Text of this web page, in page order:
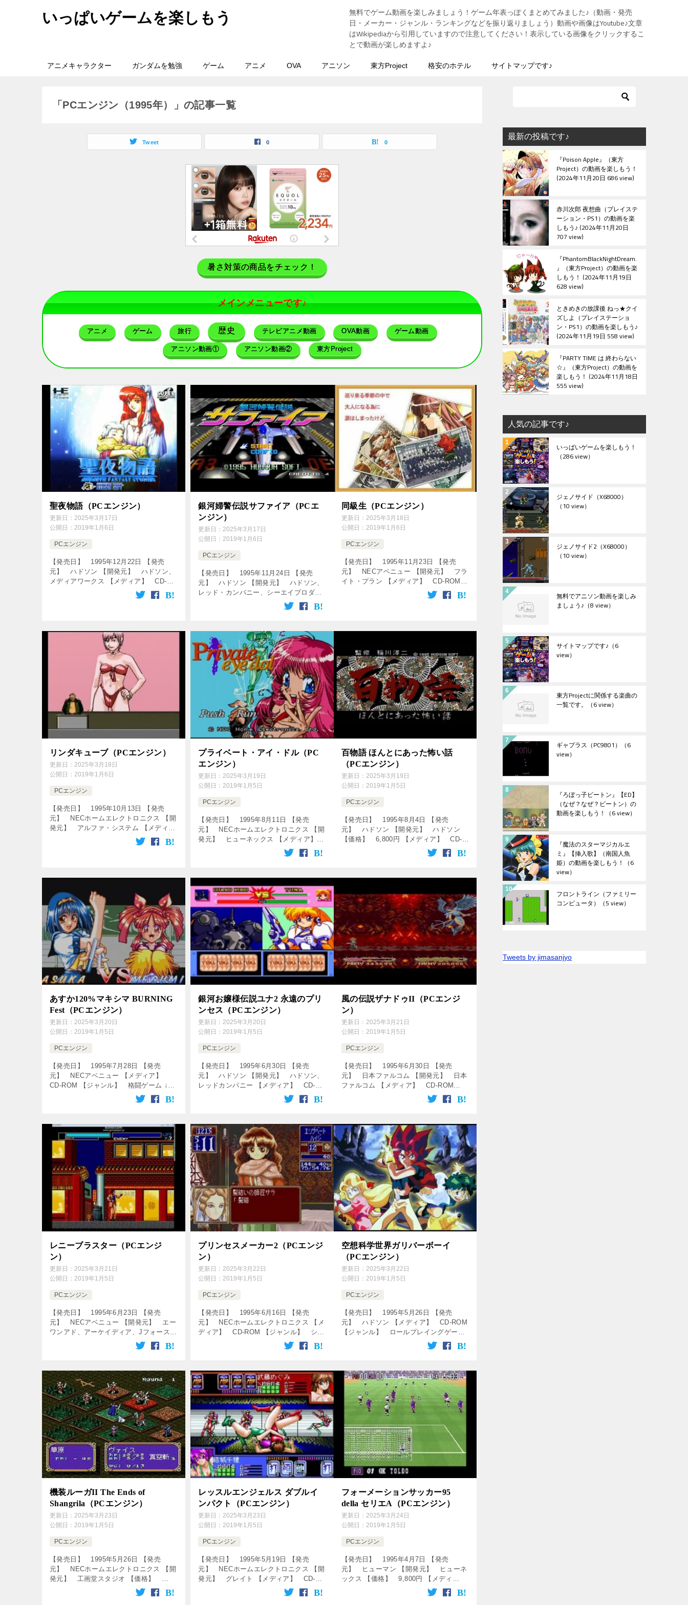
いっぱいゲームを楽しもう
無料でゲーム動画を楽しみましょう！ゲーム年表っぽくまとめてみました♪（動画・発売
日・メーカー・ジャンル・ランキングなどを振り返りましょう）動画や画像はYoutube♪文章
はWikipediaから引用していますので注意してください！表示している画像をクリックするこ
とで動画が楽しめますよ♪
アニメキャラクター ガンダムを勉強 ゲーム アニメ OVA アニソン 東方Project 格安のホテル サイトマップです♪
「PCエンジン（1995年）」の記事一覧
Tweet 0 0
暑さ対策の商品をチェック！
メインメニューです♪
アニメ ゲーム 旅行 歴史 テレビアニメ動画 OVA動画 ゲーム動画
アニソン動画① アニソン動画② 東方Project
聖夜物語（PCエンジン）
更新日： 2025年3月17日
公開日： 2019年1月6日
PCエンジン
【発売日】 1995年12月22日 【発売
元】 ハドソン 【開発元】 ハドソン、
メディアワークス 【メディア】 CD-
ROM 【ジャンル】 ロールプレイング
ゲーム ↓の動画をクリック！動画を楽し
銀河婦警伝説サファイア（PCエ
ンジン）
更新日：2025年3月17日
公開日：2019年1月6日
PCエンジン
【発売日】 1995年11月24日 【発売
元】 ハドソン 【開発元】 ハドソン、
レッド・カンパニー、シーエイプロダク
ション 【メディア】 CD-ROM 【ジャ
ンル】 シューティングゲーム ↓の動画
同級生（PCエンジン）
更新日： 2025年3月18日
公開日： 2019年1月6日
PCエンジン
【発売日】 1995年11月23日 【発売
元】 NECアベニュー 【開発元】 フラ
イト・プラン 【メディア】 CD-ROM
【ジャンル】 アドベンチャーゲーム ↓
の動画をクリック！動画を楽しめます♪
リンダキューブ（PCエンジン）
更新日： 2025年3月18日
公開日： 2019年1月6日
PCエンジン
【発売日】 1995年10月13日 【発売
元】 NECホームエレクトロニクス 【開
発元】 アルファ・システム 【メディ
ア】 CD-ROM 【ジャンル】 ロールプ
レイングゲーム ↓の動画をクリック！動
プライベート・アイ・ドル（PC
エンジン）
更新日：2025年3月19日
公開日：2019年1月5日
PCエンジン
【発売日】 1995年8月11日 【発売
元】 NECホームエレクトロニクス 【開
発元】 ヒューネックス 【メディア】
CD-ROM 【ジャンル】 アドベンチャー
ゲーム ↓の動画をクリック！動画を楽し
百物語 ほんとにあった怖い話
（PCエンジン）
更新日： 2025年3月19日
公開日： 2019年1月5日
PCエンジン
【発売日】 1995年8月4日 【発売
元】 ハドソン 【開発元】 ハドソン
【価格】 6,800円 【メディア】 CD-
ROM 【ジャンル】 サウンドノベルゲ
ーム ↓の動画をクリック！動画を楽しめ
あすか120%マキシマ BURNING
Fest（PCエンジン）
更新日： 2025年3月20日
公開日： 2019年1月5日
PCエンジン
【発売日】 1995年7月28日 【発売
元】 NECアベニュー 【メディア】
CD-ROM 【ジャンル】 格闘ゲーム ↓の
動画をクリック！動画を楽しめます♪ コ
ンボで振り返る あすか120% Burning
銀河お嬢様伝説ユナ2 永遠のプリ
ンセス（PCエンジン）
更新日：2025年3月20日
公開日：2019年1月5日
PCエンジン
【発売日】 1995年6月30日 【発売
元】 ハドソン 【開発元】 ハドソン、
レッドカンパニー 【メディア】 CD-
ROM 【ジャンル】 アドベンチャーゲ
ーム ↓の動画をクリック！動画を楽しめ
風の伝説ザナドゥII（PCエンジ
ン）
更新日： 2025年3月21日
公開日： 2019年1月5日
PCエンジン
【発売日】 1995年6月30日 【発売
元】 日本ファルコム 【開発元】 日本
ファルコム 【メディア】 CD-ROM
【ジャンル】 アクションロールプレイ
ングゲーム ↓の動画をクリック！動画を
レニーブラスター（PCエンジ
ン）
更新日： 2025年3月21日
公開日： 2019年1月5日
PCエンジン
【発売日】 1995年6月23日 【発売
元】 NECアベニュー 【開発元】 エー
ワンアド、アーケイディア、Jフォース
【価格】 7,800円 【メディア】 CD-
ROM 【ジャンル】 アクションゲーム ↓
プリンセスメーカー2（PCエンジ
ン）
更新日：2025年3月22日
公開日：2019年1月5日
PCエンジン
【発売日】 1995年6月16日 【発売
元】 NECホームエレクトロニクス 【メ
ディア】 CD-ROM 【ジャンル】 シミ
ュレーションゲーム ↓の動画をクリッ
ク！動画を楽しめます♪ [csshop
空想科学世界ガリバーボーイ
（PCエンジン）
更新日： 2025年3月22日
公開日： 2019年1月5日
PCエンジン
【発売日】 1995年5月26日 【発売
元】 ハドソン 【メディア】 CD-ROM
【ジャンル】 ロールプレイングゲーム
↓の動画をクリック！動画を楽しめます♪
空想科学世界ガリバーボーイ OP・ED
機装ルーガII The Ends of
Shangrila（PCエンジン）
更新日： 2025年3月23日
公開日： 2019年1月5日
PCエンジン
【発売日】 1995年5月26日 【発売
元】 NECホームエレクトロニクス 【開
発元】 工画堂スタジオ 【価格】
8,800円 【メディア】 CD-ROM 【ジャ
ンル】 シミュレーションゲーム ↓の動
レッスルエンジェルス ダブルイ
ンパクト（PCエンジン）
更新日： 2025年3月23日
公開日： 2019年1月5日
PCエンジン
【発売日】 1995年5月19日 【発売
元】 NECホームエレクトロニクス 【開
発元】 グレイト 【メディア】 CD-
ROM 【ジャンル】 プロレスゲーム ↓の
動画をクリック！動画を楽しめます♪
フォーメーションサッカー95
della セリエA（PCエンジン）
更新日： 2025年3月24日
公開日： 2019年1月5日
PCエンジン
【発売日】 1995年4月7日 【発売
元】 ヒューマン 【開発元】 ヒューネ
ックス 【価格】 9,800円 【メディ
ア】 CD-ROM 【ジャンル】 サッカー
ゲーム ↓の動画をクリック！動画を楽し
最新の投稿です♪
『Poison Apple』（東方
Project）の動画を楽しもう！
2024年11月20日 686 view
赤川次郎 夜想曲（プレイステ
ーション・PS1）の動画を楽
しもう♪ 2024年11月20日
707 view
『PhantomBlackNightDream.
』（東方Project）の動画を楽
しもう！ 2024年11月19日
628 view
ときめきの放課後 ねっ★クイ
ズしよ（プレイステーショ
ン・PS1）の動画を楽しもう♪
2024年11月19日 558 view
『PARTY TIME は 終わらない
☆』（東方Project）の動画を
楽しもう！ 2024年11月18日
555 view
人気の記事です♪
いっぱいゲームを楽しもう！
（286 view）
ジェノサイド（X68000）
（10 view）
ジェノサイド2（X68000）
（10 view）
無料でアニソン動画を楽しみ
ましょう♪ （8 view）
サイトマップです♪ （6
view）
東方Projectに関係する楽曲の
一覧です。 （6 view）
ギャプラス（PC9801） （6
view）
『ろぼっ子ビートン』【ED】
（なぜ？なぜ？ビートン）の
動画を楽しもう！ （6 view）
『魔法のスターマジカルエ
ミ』【挿入歌】（南国人魚
姫）の動画を楽しもう！ （6
view）
フロントライン（ファミリー
コンピュータ） （5 view）
Tweets by jimasanjyo